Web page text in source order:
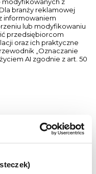
modyfikowanych z
branży reklamowej
informowaniem
lub modyfikowaniu
przedsiębiorcom
oraz ich praktyczne
„Oznaczanie
AI zgodnie z art. 50